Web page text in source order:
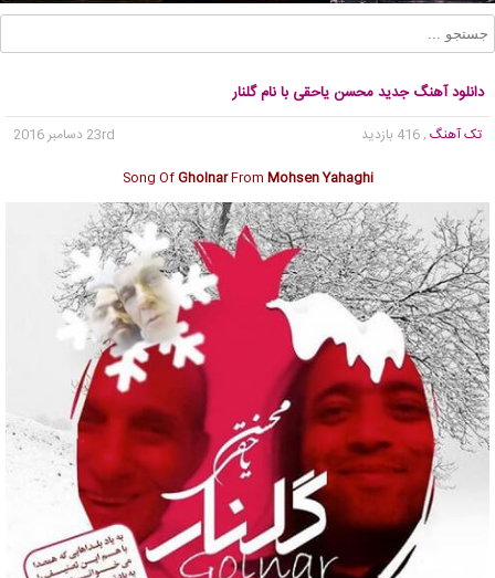
دانلود آهنگ جدید محسن یاحقی با نام گلنار
تک آهنگ , 416 بازدید
23rd دسامبر 2016
Song OfGholnarFrom Mohsen Yahaghi